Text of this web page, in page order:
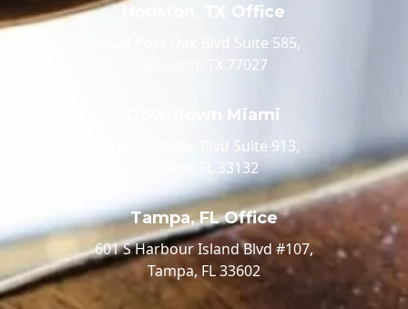
Houston, TX Office
520 Post Oak Blvd Suite 585,
Houston, TX 77027
Downtown Miami
100 Biscayne Blvd Suite 913,
Miami, FL 33132
Tampa, FL Office
601 S Harbour Island Blvd #107,
Tampa, FL 33602